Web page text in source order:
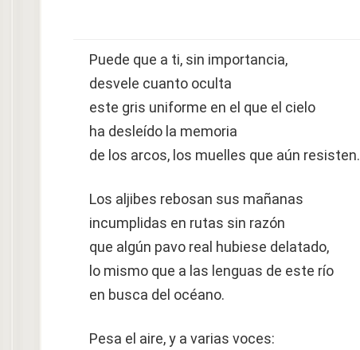
Puede que a ti, sin importancia,
desvele cuanto oculta
este gris uniforme en el que el cielo
ha desleído la memoria
de los arcos, los muelles que aún resisten.
Los aljibes rebosan sus mañanas
incumplidas en rutas sin razón
que algún pavo real hubiese delatado,
lo mismo que a las lenguas de este río
en busca del océano.
Pesa el aire, y a varias voces: